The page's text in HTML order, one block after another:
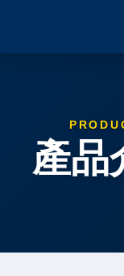
產品